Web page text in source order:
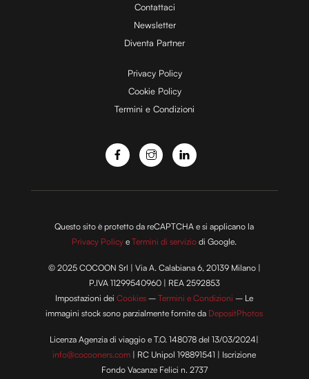
d
e
o
Contattaci
Newsletter
Diventa Partner
Privacy Policy
Cookie Policy
Termini e Condizioni
Questo sito è protetto da reCAPTCHA e si applicano la
Privacy Policy eTermini di servizio di Google.
© 2025 COCOON Srl | Via A. Calabiana 6, 20139 Milano |
P.IVA 11299540960 | REA 2592853
Impostazioni deiCookies –Termini e Condizioni – Le
immagini stock sono parzialmente fornite da DepositPhotos
Licenza Agenzia di viaggio e T.O. 148078 del 13/03/2024|
info@cocooners.com | RC Unipol 198891541 | Iscrizione
Fondo Vacanze Felici n. 2737